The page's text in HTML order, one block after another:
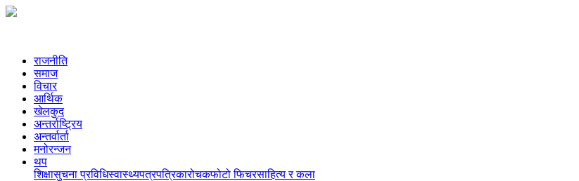
राजनीति
समाज
विचार
आर्थिक
खेलकुद
अन्तर्राष्ट्रिय
अन्तर्वार्ता
मनोरन्जन
थप
शिक्षासुचना प्रविधिस्वास्थ्यपत्रपत्रिकारोचकफोटो फिचरसाहित्य र कला